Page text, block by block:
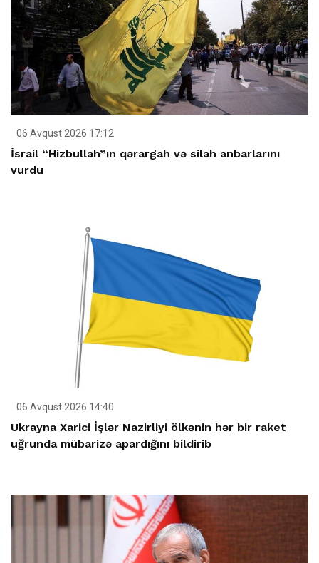
06 Avqust 2026 17:12
İsrail “Hizbullah”ın qərargah və silah anbarlarını
vurdu
06 Avqust 2026 14:40
Ukrayna Xarici İşlər Nazirliyi ölkənin hər bir raket
uğrunda mübarizə apardığını bildirib